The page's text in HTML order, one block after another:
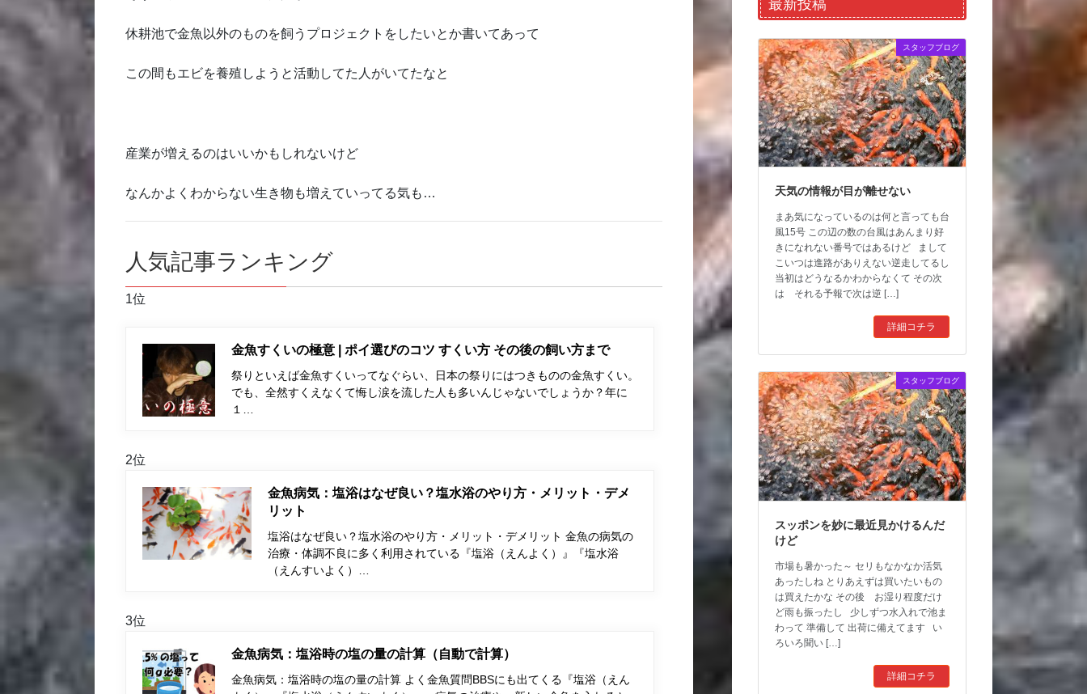
休耕池で金魚以外のものを飼うプロジェクトをしたいとか書いてあって
この間もエビを養殖しようと活動してた人がいてたなと
産業が増えるのはいいかもしれないけど
なんかよくわからない生き物も増えていってる気も…
人気記事ランキング
1位
金魚すくいの極意 | ポイ選びのコツ すくい方 その後の飼い方まで
祭りといえば金魚すくいってなぐらい、日本の祭りにはつきものの金魚すくい。
でも、全然すくえなくて悔し涙を流した人も多いんじゃないでしょうか？年に
１…
2位
金魚病気：塩浴はなぜ良い？塩水浴のやり方・メリット・デメ
リット
塩浴はなぜ良い？塩水浴のやり方・メリット・デメリット 金魚の病気の
治療・体調不良に多く利用されている『塩浴（えんよく）』『塩水浴
（えんすいよく）…
3位
金魚病気：塩浴時の塩の量の計算（自動で計算）
金魚病気：塩浴時の塩の量の計算 よく金魚質問BBSにも出てくる『塩浴（えん
最新投稿
スタッフブログ
天気の情報が目が離せない
まあ気になっているのは何と言っても台
風15号 この辺の数の台風はあんまり好
きになれない番号ではあるけど まして
こいつは進路がありえない逆走してるし
当初はどうなるかわからなくて その次
は それる予報で次は逆 […]
詳細コチラ
スタッフブログ
スッポンを妙に最近見かけるんだ
けど
市場も暑かった～ セリもなかなか活気
あったしね とりあえずは買いたいもの
は買えたかな その後 お湿り程度だけ
ど雨も振ったし 少しずつ水入れで池ま
わって 準備して 出荷に備えてます い
ろいろ聞い […]
詳細コチラ